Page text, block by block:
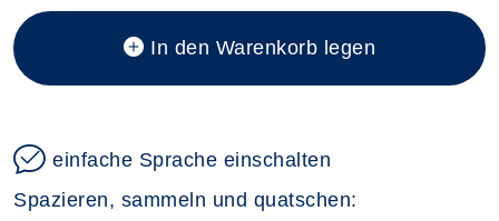
In den Warenkorb legen
einfache Sprache einschalten
Spazieren, sammeln und quatschen: